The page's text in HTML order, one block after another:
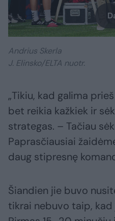
Andrius Skerla
J. Elinsko/ELTA nuotr.
„Tikiu, kad galima
bet reikia kažkiek ir
strategas. – Tačiau
Paprasčiausiai
daug stipresnę
Šiandien jie buvo
tikrai nebuvo taip,